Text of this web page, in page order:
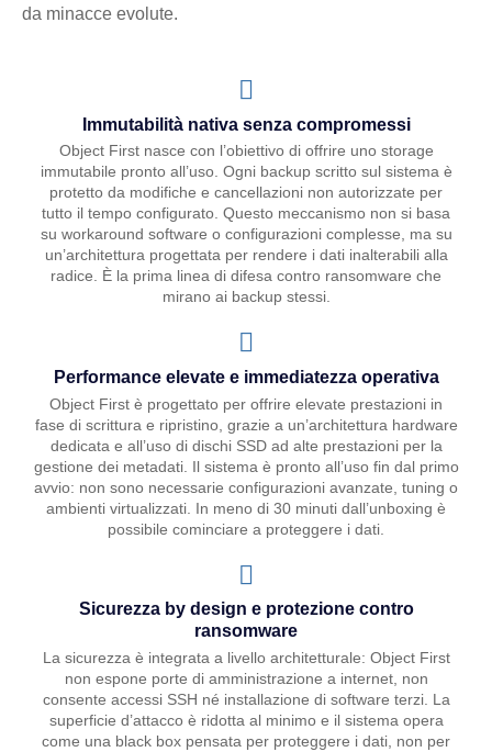
da minacce evolute.
Immutabilità nativa senza compromessi
Object First nasce con l’obiettivo di offrire uno storage
immutabile pronto all’uso. Ogni backup scritto sul sistema è
protetto da modifiche e cancellazioni non autorizzate per
tutto il tempo configurato. Questo meccanismo non si basa
su workaround software o configurazioni complesse, ma su
un’architettura progettata per rendere i dati inalterabili alla
radice. È la prima linea di difesa contro ransomware che
mirano ai backup stessi.
Performance elevate e immediatezza operativa
Object First è progettato per offrire elevate prestazioni in
fase di scrittura e ripristino, grazie a un’architettura hardware
dedicata e all’uso di dischi SSD ad alte prestazioni per la
gestione dei metadati. Il sistema è pronto all’uso fin dal primo
avvio: non sono necessarie configurazioni avanzate, tuning o
ambienti virtualizzati. In meno di 30 minuti dall’unboxing è
possibile cominciare a proteggere i dati.
Sicurezza by design e protezione contro
ransomware
La sicurezza è integrata a livello architetturale: Object First
non espone porte di amministrazione a internet, non
consente accessi SSH né installazione di software terzi. La
superficie d’attacco è ridotta al minimo e il sistema opera
come una black box pensata per proteggere i dati, non per